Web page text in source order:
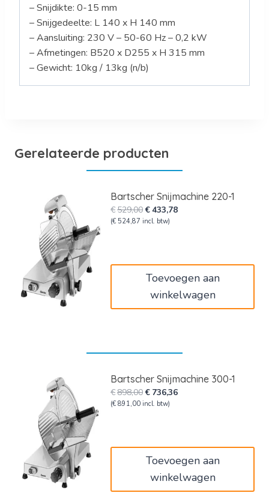
– Snijdikte: 0-15 mm
– Snijgedeelte: L 140 x H 140 mm
– Aansluiting: 230 V – 50-60 Hz – 0,2 kW
– Afmetingen: B520 x D255 x H 315 mm
– Gewicht: 10kg / 13kg (n/b)
Gerelateerde producten
Bartscher Snijmachine 220-1
€529,00Oorspronkelijke
prijs
€433,78Huidige
(€ 524,87 incl. btw)
Toevoegen aan
winkelwagen
Bartscher Snijmachine 300-1
€898,00Oorspronkelijke
prijs
€ 736,36Huidige
(€ 891,00 incl. btw)
Toevoegen aan
winkelwagen